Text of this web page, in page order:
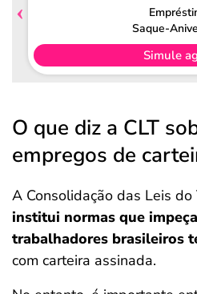
Saque-
Simule
O que diz a CLT
empregos de
A Consolidação das Leis do
institui normas que
trabalhadores brasileiros
com carteira assinada.